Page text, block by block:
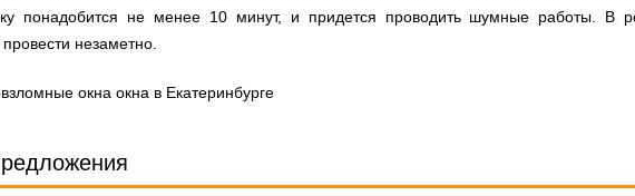
понадобится не менее 10 минут, и придется проводить шумные работы. В
незаметно.